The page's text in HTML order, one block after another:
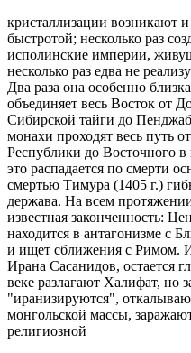
кристаллизации возникают
быстротой; несколько раз
исполинские империи,
несколько раз едва не
Два раза она особенно
объединяет весь Восток от
Сибирской тайги до
монахи проходят весь путь
Республики до Восточного в
это распадается по смерти
смертью Тимура (1405 г.)
держава. На всем
известная законченность:
находится в антагонизме с
и ищет сближения с Римом.
Ирана Сасанидов, остается
веке разлагают Халифат, но
"иранизируются",
монгольской массы,
религиозной